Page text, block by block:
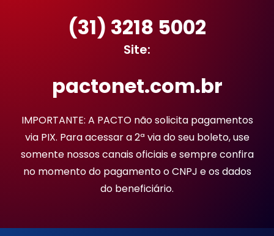
(31) 3218 5002
Site:
pactonet.com.br
IMPORTANTE: A PACTO não solicita pagamentos
via PIX. Para acessar a 2ª via do seu boleto, use
somente nossos canais oficiais e sempre confira
no momento do pagamento o CNPJ e os dados
do beneficiário.